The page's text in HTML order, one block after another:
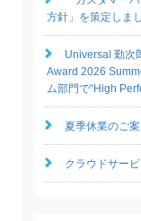
方針」を策定しま
Universal 勤次
Award 2026
ム部門で“High
夏季休業のご
クラウドサー